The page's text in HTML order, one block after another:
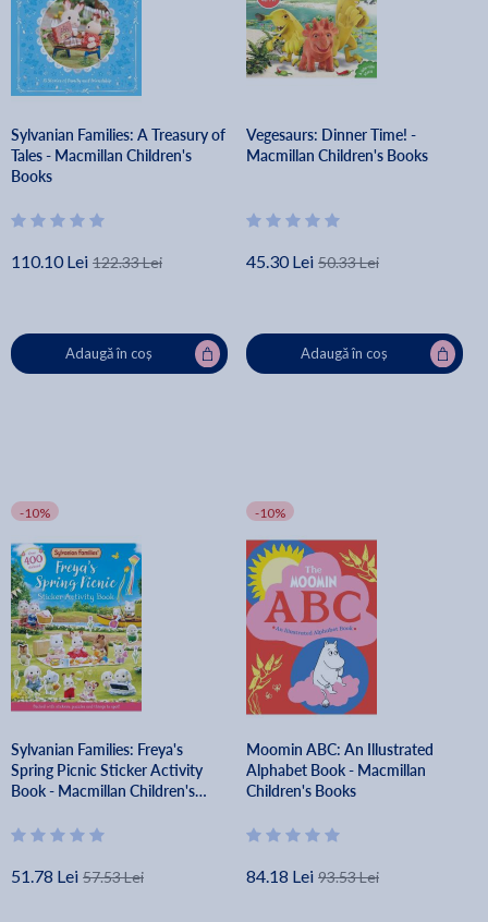
Sylvanian Families: A Treasury of
Tales - Macmillan Children's
Books
110.10 Lei 122.33 Lei
Adaugă în coș
Vegesaurs: Dinner Time! -
Macmillan Children's Books
45.30 Lei 50.33 Lei
Adaugă în coș
-10%
Sylvanian Families: Freya's
Spring Picnic Sticker Activity
Book - Macmillan Children's
51.78 Lei 57.53 Lei
-10%
Moomin ABC: An Illustrated
Alphabet Book - Macmillan
Children's Books
84.18 Lei 93.53 Lei